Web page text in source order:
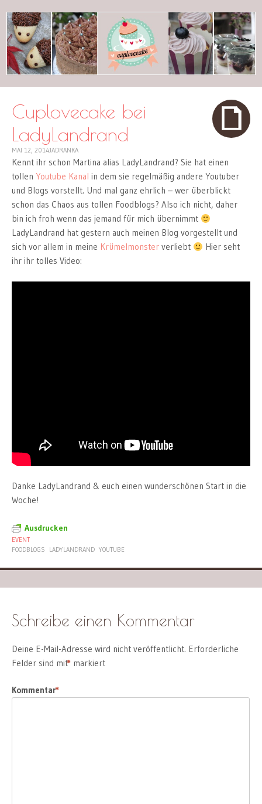
cuplovecake
Cuplovecake bei
LadyLandrand
MAI 12, 2014JADRANKA
Kennt ihr schon Martina alias LadyLandrand? Sie hat einen
tollen Youtube Kanal in dem sie regelmäßig andere Youtuber
und Blogs vorstellt. Und mal ganz ehrlich – wer überblickt
schon das Chaos aus tollen Foodblogs? Also ich nicht, daher
bin ich froh wenn das jemand für mich übernimmt
LadyLandrand hat gestern auch meinen Blog vorgestellt und
sich vor allem in meine Krümelmonster verliebt
Hier seht
ihr ihr tolles Video:
Danke LadyLandrand & euch einen wunderschönen Start in die
Woche!
Ausdrucken
EVENT
FOODBLOGS
LADYLANDRAND YOUTUBE
Schreibe einen Kommentar
Deine E-Mail-Adresse wird nicht veröffentlicht. Erforderliche
Felder sind mit
* markiert
Kommentar
*